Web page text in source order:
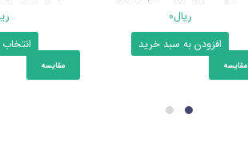
ریال0
افزودن به سبد خرید
مقایسه مقایسه